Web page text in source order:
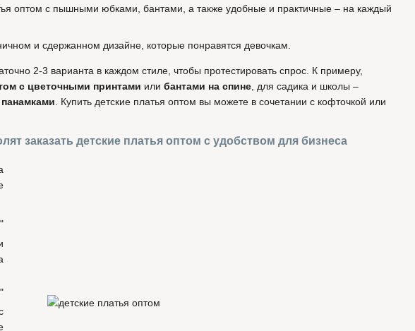
оптом с пышными юбками, бантами, а также удобные и практичные – на каждый
и сдержанном дизайне, которые понравятся девочкам.
2-3 варианта в каждом стиле, чтобы протестировать спрос. К примеру,
с цветочными принтами или бантами на спине , для садика и школы –
. Купить детские платья оптом вы можете в сочетании с кофточкой или
заказать детские платья оптом с удобством для бизнеса